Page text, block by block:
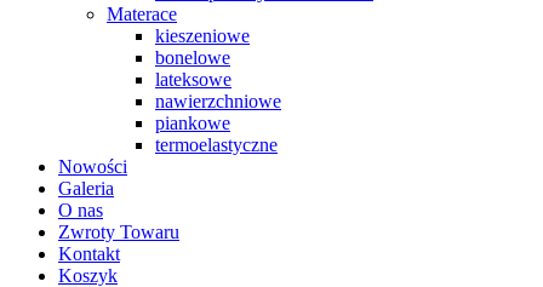
Materace
kieszeniowe
bonelowe
lateksowe
nawierzchniowe
piankowe
termoelastyczne
Nowości
Galeria
O nas
Zwroty Towaru
Kontakt
Koszyk